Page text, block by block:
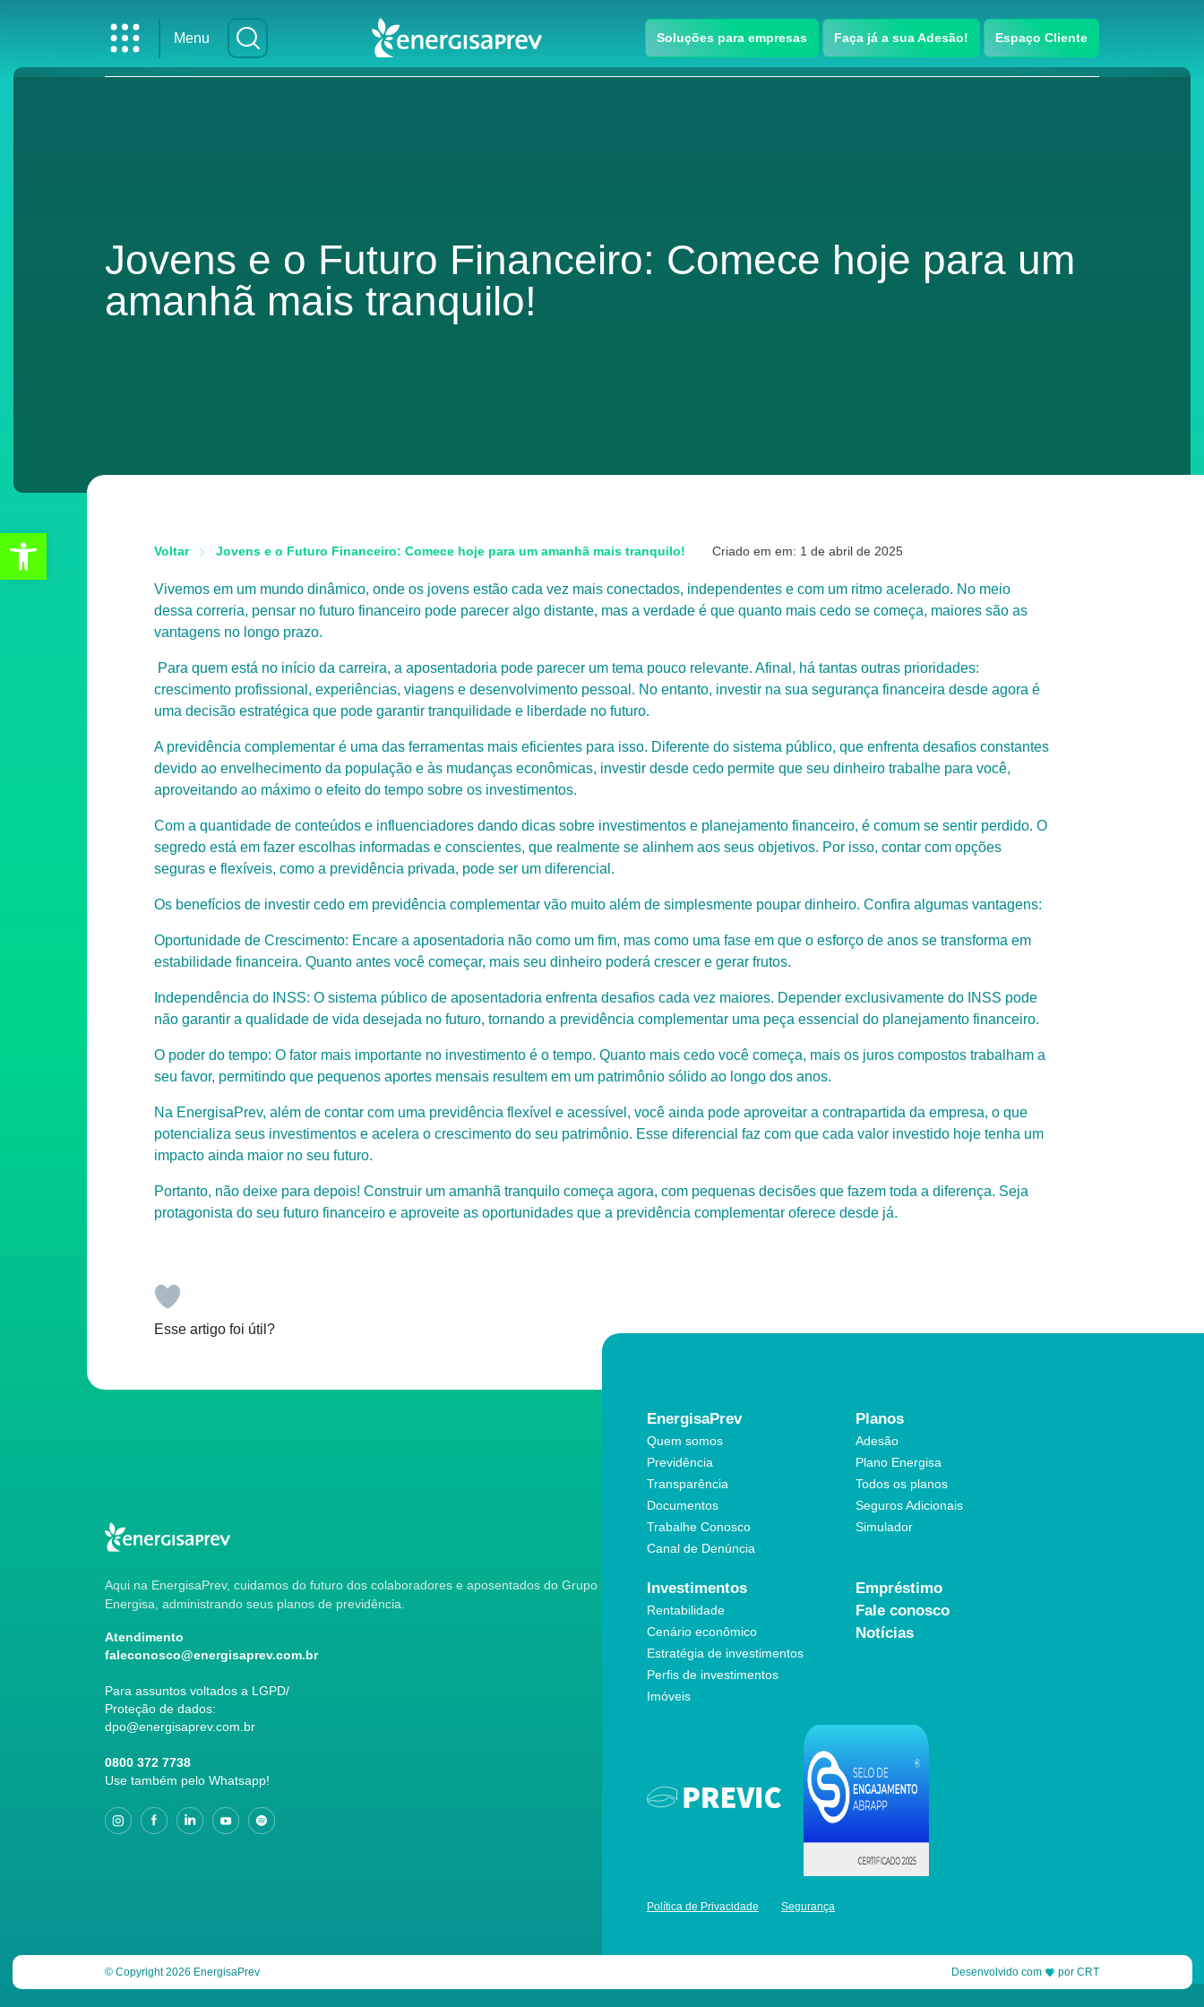
Menu Soluções para empresas Faça já a sua Adesão! Espaço Cliente
Jovens e o Futuro Financeiro: Comece hoje para um
amanhã mais tranquilo!
Voltar Jovens e o Futuro Financeiro: Comece hoje para um amanhã mais tranquilo! Criado em em: 1 de abril de 2025
Vivemos em um mundo dinâmico, onde os jovens estão cada vez mais conectados, independentes e com um ritmo acelerado. No meio
dessa correria, pensar no futuro financeiro pode parecer algo distante, mas a verdade é que quanto mais cedo se começa, maiores são as
vantagens no longo prazo.
Para quem está no início da carreira, a aposentadoria pode parecer um tema pouco relevante. Afinal, há tantas outras prioridades:
crescimento profissional, experiências, viagens e desenvolvimento pessoal. No entanto, investir na sua segurança financeira desde agora é
uma decisão estratégica que pode garantir tranquilidade e liberdade no futuro.
A previdência complementar é uma das ferramentas mais eficientes para isso. Diferente do sistema público, que enfrenta desafios constantes
devido ao envelhecimento da população e às mudanças econômicas, investir desde cedo permite que seu dinheiro trabalhe para você,
aproveitando ao máximo o efeito do tempo sobre os investimentos.
Com a quantidade de conteúdos e influenciadores dando dicas sobre investimentos e planejamento financeiro, é comum se sentir perdido. O
segredo está em fazer escolhas informadas e conscientes, que realmente se alinhem aos seus objetivos. Por isso, contar com opções
seguras e flexíveis, como a previdência privada, pode ser um diferencial.
Os benefícios de investir cedo em previdência complementar vão muito além de simplesmente poupar dinheiro. Confira algumas vantagens:
Oportunidade de Crescimento: Encare a aposentadoria não como um fim, mas como uma fase em que o esforço de anos se transforma em
estabilidade financeira. Quanto antes você começar, mais seu dinheiro poderá crescer e gerar frutos.
Independência do INSS: O sistema público de aposentadoria enfrenta desafios cada vez maiores. Depender exclusivamente do INSS pode
não garantir a qualidade de vida desejada no futuro, tornando a previdência complementar uma peça essencial do planejamento financeiro.
O poder do tempo: O fator mais importante no investimento é o tempo. Quanto mais cedo você começa, mais os juros compostos trabalham a
seu favor, permitindo que pequenos aportes mensais resultem em um patrimônio sólido ao longo dos anos.
Na EnergisaPrev, além de contar com uma previdência flexível e acessível, você ainda pode aproveitar a contrapartida da empresa, o que
potencializa seus investimentos e acelera o crescimento do seu patrimônio. Esse diferencial faz com que cada valor investido hoje tenha um
impacto ainda maior no seu futuro.
Portanto, não deixe para depois! Construir um amanhã tranquilo começa agora, com pequenas decisões que fazem toda a diferença. Seja
protagonista do seu futuro financeiro e aproveite as oportunidades que a previdência complementar oferece desde já.
Esse artigo foi útil?
Aqui na EnergisaPrev, cuidamos do futuro dos colaboradores e aposentados do Grupo
Energisa, administrando seus planos de previdência.
Atendimento
faleconosco@energisaprev.com.br
Para assuntos voltados a LGPD/
Proteção de dados:
dpo@energisaprev.com.br
0800 372 7738
Use também pelo Whatsapp!
EnergisaPrev
Quem somos
Previdência
Transparência
Documentos
Trabalhe Conosco
Canal de Denúncia
Planos
Adesão
Plano Energisa
Todos os planos
Seguros Adicionais
Simulador
Investimentos
Rentabilidade
Cenário econômico
Estratégia de investimentos
Perfis de investimentos
Imóveis
Empréstimo
Fale conosco
Notícias
Política de Privacidade Segurança
© Copyright 2026 EnergisaPrev Desenvolvido com por CRT
Abrir a barra de ferramentas